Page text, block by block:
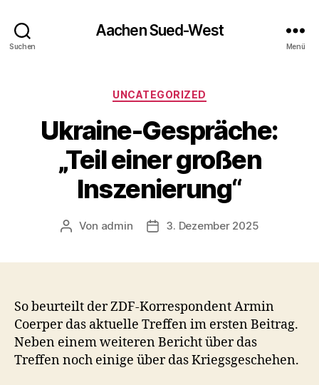
Suchen
Aachen Sued-West
Menü
Kategorien
UNCATEGORIZED
Ukraine-Gespräche:
„Teil einer großen
Inszenierung“
Beitragsautor
Von admin Veröffentlichungsdatum
3. Dezember 2025
So beurteilt der ZDF-Korrespondent Armin
Coerper das aktuelle Treffen im ersten Beitrag.
Neben einem weiteren Bericht über das
Treffen noch einige über das Kriegsgeschehen.